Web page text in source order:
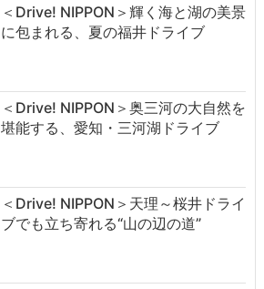
＜Drive! NIPPON＞輝く海と湖の美景
に包まれる、夏の福井ドライブ
＜Drive! NIPPON＞奥三河の大自然を
堪能する、愛知・三河湖ドライブ
＜Drive! NIPPON＞天理～桜井ドライ
ブでも立ち寄れる“山の辺の道”